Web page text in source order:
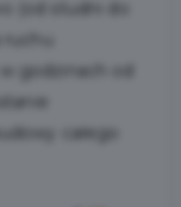
(od studni do
godzinach od
całego